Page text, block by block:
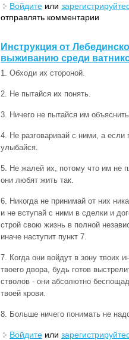
Войдите или
отправлять комментарии
Инструкция от
выживанию среди
1. Обходи их стороной.
2. Не пытайся их понять.
3. Ничего не пытайся им объяснить.
4. Не разговаривай с ними, а если
улыбайся.
5. Не жалей их, потому что им не
они любят жить так.
6. Никогда не принимай от них
и не вступай с ними в сделки и
строй свою жизнь в полной
иначе наступит пункт 7.
7. Когда они войдут в зону твоих
твоего двора, будь готов
стволов - они абсолютно
твоей крови.
8. Больше ничего понимать не
Войдите или